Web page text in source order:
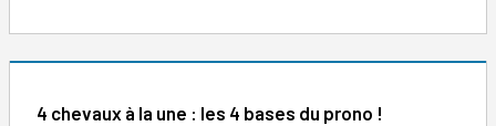
4 chevaux à la une : les 4 bases du prono !